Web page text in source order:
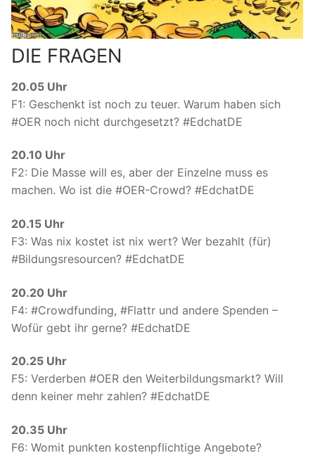
DIE FRAGEN
20.05 Uhr
F1: Geschenkt ist noch zu teuer. Warum haben sich
#OER noch nicht durchgesetzt? #EdchatDE
20.10 Uhr
F2: Die Masse will es, aber der Einzelne muss es
machen. Wo ist die #OER-Crowd? #EdchatDE
20.15 Uhr
F3: Was nix kostet ist nix wert? Wer bezahlt (für)
#Bildungsresourcen? #EdchatDE
20.20 Uhr
F4: #Crowdfunding, #Flattr und andere Spenden –
Wofür gebt ihr gerne? #EdchatDE
20.25 Uhr
F5: Verderben #OER den Weiterbildungsmarkt? Will
denn keiner mehr zahlen? #EdchatDE
20.35 Uhr
F6: Womit punkten kostenpflichtige Angebote?